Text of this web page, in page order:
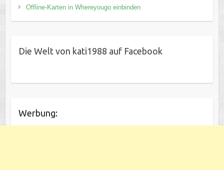
Offline-Karten in Whereyougo einbinden
Die Welt von kati1988 auf Facebook
Werbung: